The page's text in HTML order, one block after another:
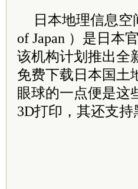
日本地理信息空
of Japan ）是日本
该机构计划推出全
免费下载日本国土
眼球的一点便是这
3D打印，其还支